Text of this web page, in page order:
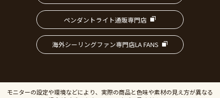
ペンダントライト通販専門店
海外シーリングファン専門店LA FANS
モニターの設定や環境などにより、実際の商品と色味や素材の見え方が異なる